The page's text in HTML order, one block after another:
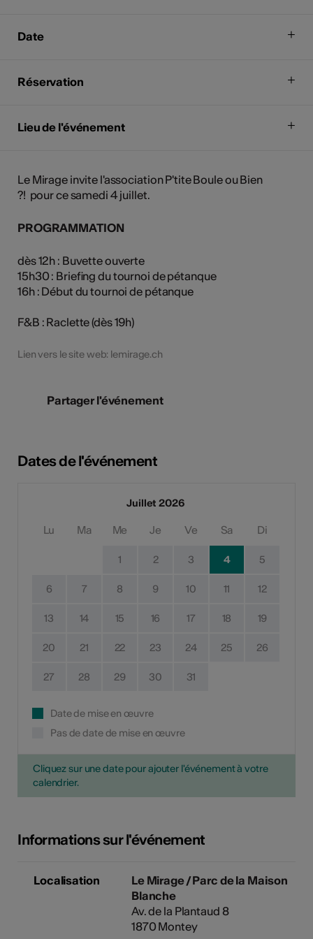
Date
Réservation
Lieu de l'événement
Le Mirage invite l'association P'tite Boule ou Bien
?! pour ce samedi 4 juillet.
PROGRAMMATION
dès 12h : Buvette ouverte
15h30 : Briefing du tournoi de pétanque
16h : Début du tournoi de pétanque
F&B : Raclette (dès 19h)
Lien vers le site web: lemirage.ch
Partager l'événement
Dates de l'événement
Juillet 2026
Lu Ma Me Je Ve Sa Di
1 2 3 4 5
6 7 8 9 10 11 12
13 14 15 16 17 18 19
20 21 22 23 24 25 26
27 28 29 30 31
Date de mise en œuvre
Pas de date de mise en œuvre
Cliquez sur une date pour ajouter l'événement à votre
calendrier.
Informations sur l'événement
Localisation
Le Mirage / Parc de la Maison
Blanche
Av. de la Plantaud 8
1870 Montey